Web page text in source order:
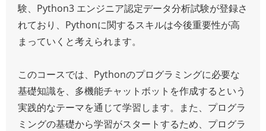
験、Python3 エンジニア認定データ分析試験が登録さ
れており、Pythonに関するスキルは今後重要性が高
まっていくと考えられます。
このコースでは、Pythonのプログラミングに必要な
基礎知識を、多機能チャットボットを作成するという
実践的なテーマを通じて学習します。また、プログラ
ミングの基礎から学習がスタートするため、プログラ